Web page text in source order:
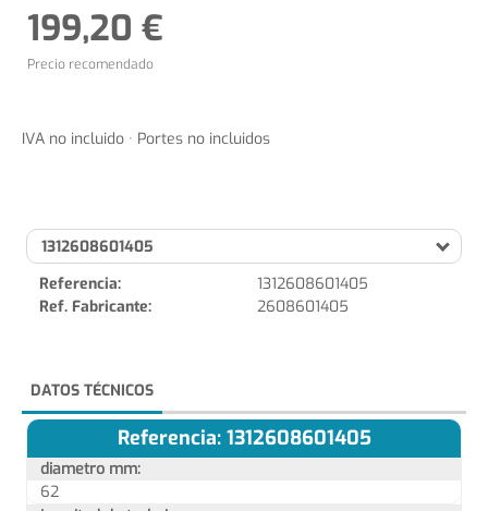
199,20 €
Precio recomendado
IVA no incluido · Portes no incluidos
1312608601405
Referencia:
1312608601405
Ref. Fabricante:
2608601405
DATOS TÉCNICOS
Referencia: 1312608601405
diametro mm:
62